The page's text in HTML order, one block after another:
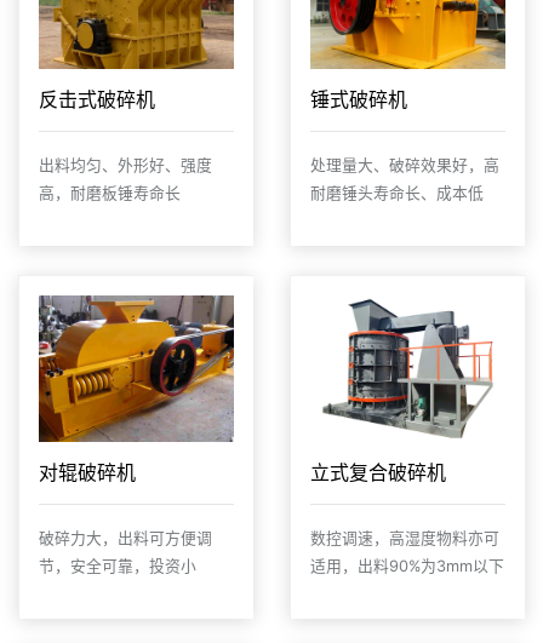
反击式破碎机
出料均匀、外形好、强度
高，耐磨板锤寿命长
锤式破碎机
处理量大、破碎效果好，高
耐磨锤头寿命长、成本低
对辊破碎机
破碎力大，出料可方便调
节，安全可靠，投资小
立式复合破碎机
数控调速，高湿度物料亦可
适用，出料90%为3mm以下